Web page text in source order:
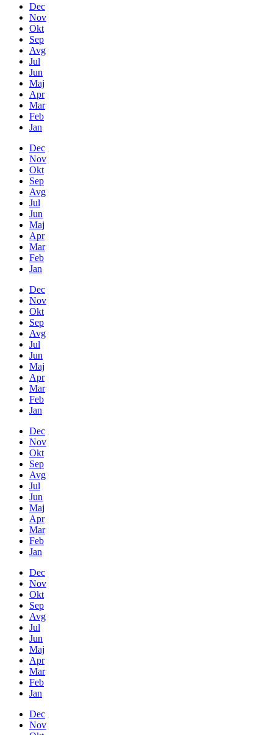
Dec
Nov
Okt
Sep
Avg
Jul
Jun
Maj
Apr
Mar
Feb
Jan
Dec
Nov
Okt
Sep
Avg
Jul
Jun
Maj
Apr
Mar
Feb
Jan
Dec
Nov
Okt
Sep
Avg
Jul
Jun
Maj
Apr
Mar
Feb
Jan
Dec
Nov
Okt
Sep
Avg
Jul
Jun
Maj
Apr
Mar
Feb
Jan
Dec
Nov
Okt
Sep
Avg
Jul
Jun
Maj
Apr
Mar
Feb
Jan
Dec
Nov